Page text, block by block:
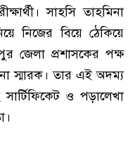
সাহসি তাহমিনা
নিজের বিয়ে ঠেকিয়ে
জেলা প্রশাসকের পক্ষ
স্মারক। তার এই অদম্য
ও পড়ালেখা